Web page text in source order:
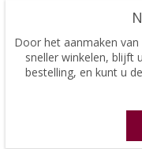
Door het aanmaken
sneller winkelen, blijft
bestelling, en kunt u